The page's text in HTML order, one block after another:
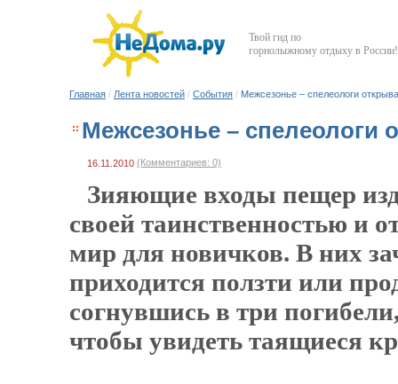
Твой гид по
горнолыжному отдыху в России!
Главная / Лента новостей / События / Межсезонье – спелеологи
Межсезонье – спелеологи
16.11.2010 (Комментариев: 0)
Зияющие входы пещер
своей таинственностью и
мир для новичков. В них
приходится ползти или
согнувшись в три
чтобы увидеть таящиеся